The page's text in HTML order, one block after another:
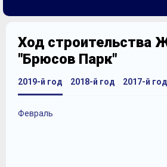
Ход строительства
"Брюсов Парк"
2019-й год
Февраль
2018-й год 2017-й год